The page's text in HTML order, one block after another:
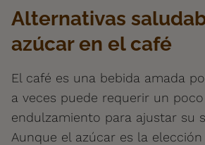
Alternativas
azúcar en el café
El café es una bebida amada
a veces puede requerir un
endulzamiento para ajustar su
Aunque el azúcar es la